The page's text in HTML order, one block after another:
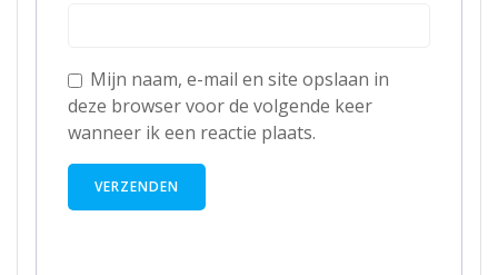
Mijn naam, e-mail en site opslaan in
deze browser voor de volgende keer
wanneer ik een reactie plaats.